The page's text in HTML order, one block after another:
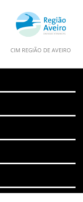
CIM REGIÃO DE AVEIRO